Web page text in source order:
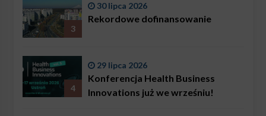
problemem są nie tylko choroby
3
30 lipca 2026
Rekordowe dofinansowanie
4
29 lipca 2026
Konferencja Health Business
Innovations już we wrześniu!